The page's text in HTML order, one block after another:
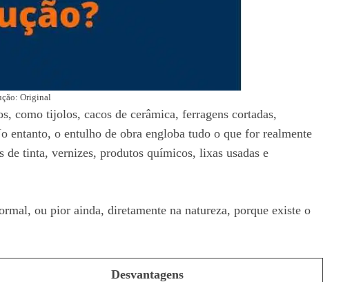
Original
como tijolos, cacos de cerâmica, ferragens cortadas,
entanto, o entulho de obra engloba tudo o que for realmente
de tinta, vernizes, produtos químicos, lixas usadas e
ou pior ainda, diretamente na natureza, porque existe o
Desvantagens